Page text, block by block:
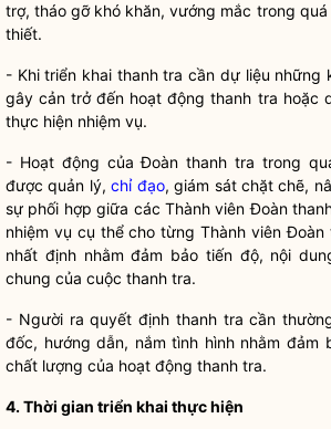
trợ, tháo gỡ khó khăn, vướng mắc trong
thiết.
- Khi triển khai thanh tra cần dự liệu những
gây cản trở đến hoạt động thanh tra hoặc
thực hiện nhiệm vụ.
- Hoạt động của Đoàn thanh tra trong
được quản lý,chỉ đạo, giám sát chặt chẽ,
sự phối hợp giữa các Thành viên Đoàn
nhiệm vụ cụ thể cho từng Thành viên
nhất định nhằm đảm bảo tiến độ, nội
chung của cuộc thanh tra.
- Người ra quyết định thanh tra cần
đốc, hướng dẫn, nắm tình hình nhằm đảm
chất lượng của hoạt động thanh tra.
4. Thời gian triển khai thực hiện